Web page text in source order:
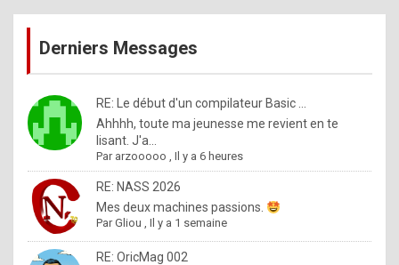
%
m
a
d
b
y
publications
Derniers Messages
RE: Le début d'un compilateur Basic ...
Ahhhh, toute ma jeunesse me revient en te
lisant. J'a...
Par arzooooo ,Il y a 6 heures
RE: NASS 2026
Mes deux machines passions.
ParGliou ,Il y a 1 semaine
RE: OricMag 002